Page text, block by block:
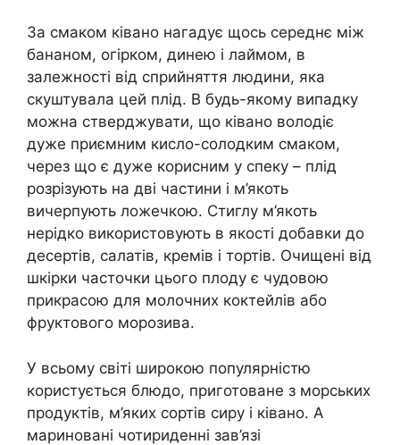
За смаком ківано нагадує щось середнє між
бананом, огірком, динею і лаймом, в
залежності від сприйняття людини, яка
скуштувала цей плід. В будь-якому випадку
можна стверджувати, що ківано володіє
дуже приємним кисло-солодким смаком,
через що є дуже корисним у спеку – плід
розрізують на дві частини і м’якоть
вичерпують ложечкою. Стиглу м’якоть
нерідко використовують в якості добавки до
десертів, салатів, кремів і тортів. Очищені від
шкірки часточки цього плоду є чудовою
прикрасою для молочних коктейлів або
фруктового морозива.
У всьому світі широкою популярністю
користується блюдо, приготоване з морських
продуктів, м’яких сортів сиру і ківано. А
мариновані чотириденні зав’язі